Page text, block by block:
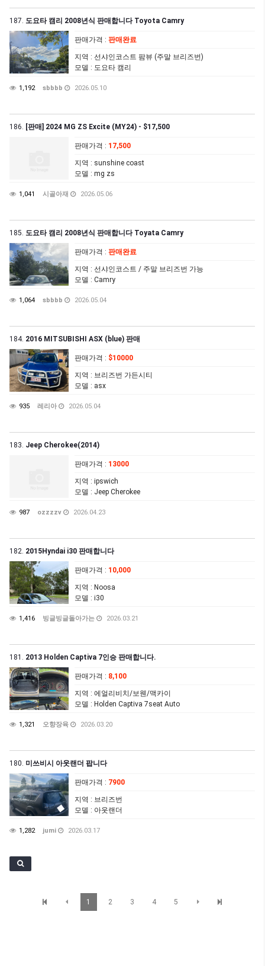
187. 도요타 캠리 2008년식 판매합니다 Toyota Camry
판매가격 : 판매완료
지역 : 선샤인코스트 팜뷰 (주말 브리즈번)
모델 : 도요타 캠리
1,192 sbbbb 2026.05.10
186. [판매] 2024 MG ZS Excite (MY24) - $17,500
판매가격 : 17,500
지역 : sunshine coast
모델 : mg zs
1,041 시골아재 2026.05.06
185. 도요타 캠리 2008년식 판매합니다 Toyata Camry
판매가격 : 판매완료
지역 : 선샤인코스트 / 주말 브리즈번 가능
모델 : Camry
1,064 sbbbb 2026.05.04
184. 2016 MITSUBISHI ASX (blue) 판매
판매가격 : $10000
지역 : 브리즈번 가든시티
모델 : asx
935 레리아 2026.05.04
183. Jeep Cherokee(2014)
판매가격 : 13000
지역 : ipswich
모델 : Jeep Cherokee
987 ozzzzv 2026.04.23
182. 2015Hyndai i30 판매합니다
판매가격 : 10,000
지역 : Noosa
모델 : i30
1,416 빙글빙글돌아가는 2026.03.21
181. 2013 Holden Captiva 7인승 판매합니다.
판매가격 : 8,100
지역 : 에얼리비치/보웬/맥카이
모델 : Holden Captiva 7seat Auto
1,321 오향장육 2026.03.20
180. 미쓰비시 아웃랜더 팝니다
판매가격 : 7900
지역 : 브리즈번
모델 : 아웃랜더
1,282 jumi 2026.03.17
1 2 3 4 5